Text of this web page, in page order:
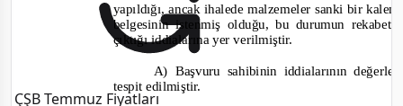
ÇŞB Temmuz Fiyatları
yapıldığı, ancak ihalede malzemeler sanki bir
belgesinin istenmiş olduğu, bu durumun
çıktığı iddialarına yer verilmiştir.
A) Başvuru sahibinin iddialarının
tespit edilmiştir.